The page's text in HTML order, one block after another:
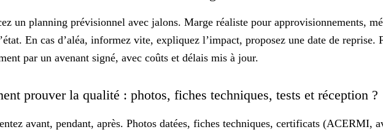
un planning prévisionnel avec jalons. Marge réaliste pour approvisionnements,
En cas d’aléa, informez vite, expliquez l’impact, proposez une date de reprise.
par un avenant signé, avec coûts et délais mis à jour.
prouver la qualité : photos, fiches techniques, tests et réception ?
avant, pendant, après. Photos datées, fiches techniques, certificats (ACERMI,